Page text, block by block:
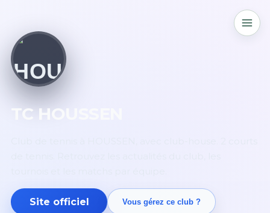
TC HOUSSEN
Site officiel Vous gérez ce club ?